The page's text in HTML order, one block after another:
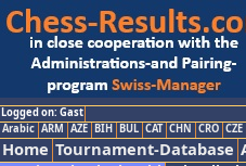
Logged on: Gast
Arabic ARM AZE BIH BUL CAT CHN CRO CZE
Home Tournament-Database